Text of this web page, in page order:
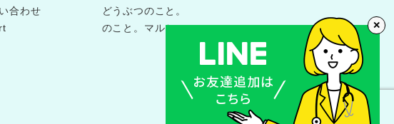
合わせ
どうぶつのこと。
のこと。マルシェ
✕